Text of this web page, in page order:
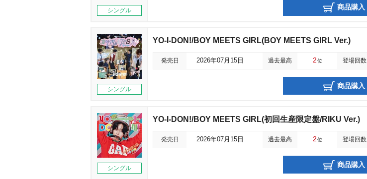
シングル 商品購入
シングル
YO-I-DON!/BOY MEETS GIRL(BOY MEETS GIRL Ver.)
発売日 2026年07月15日 過去最高 2位 登場回数
商品購入
シングル
YO-I-DON!/BOY MEETS GIRL(初回生産限定盤/RIKU Ver.)
発売日 2026年07月15日 過去最高 2位 登場回数
商品購入